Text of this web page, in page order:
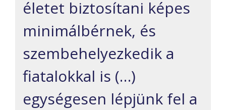
életet biztosítani képes
minimálbérnek, és
szembehelyezkedik a
fiatalokkal is (…)
egységesen lépjünk fel a